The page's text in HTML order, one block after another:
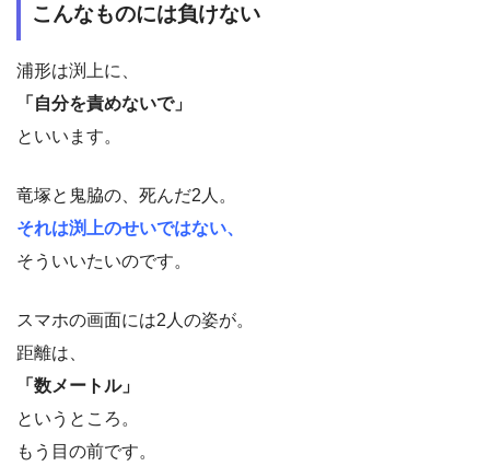
こんなものには負けない
浦形は渕上に、
「自分を責めないで」
といいます。
竜塚と鬼脇の、死んだ2人。
それは渕上のせいではない、
そういいたいのです。
スマホの画面には2人の姿が。
距離は、
「数メートル」
というところ。
もう目の前です。